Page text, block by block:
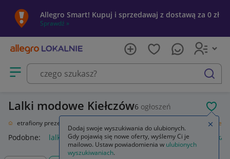
Allegro Smart! Kupuj i sprzedawaj z dostawą za 0 zł
Sprawdź »
Otwórz menu z kategoriami
szukaj
Lalki modowe Kiełczów6 ogłoszeń
Nietrafiony prezent Lalki modowe
Podobne: lalki modowe lalka modowa pałki lodowe
Dodaj swoje wyszukiwania do ulubionych.
Gdy pojawią się nowe oferty, wyślemy Ci je
mailowo. Ustaw powiadomienia w ulubionych
wyszukiwaniach.